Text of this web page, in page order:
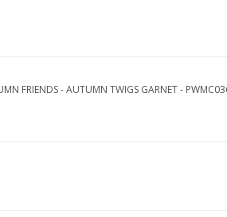
FRIENDS - AUTUMN TWIGS GARNET -